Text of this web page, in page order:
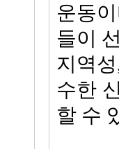
운동
들이
지역
수한
할 수